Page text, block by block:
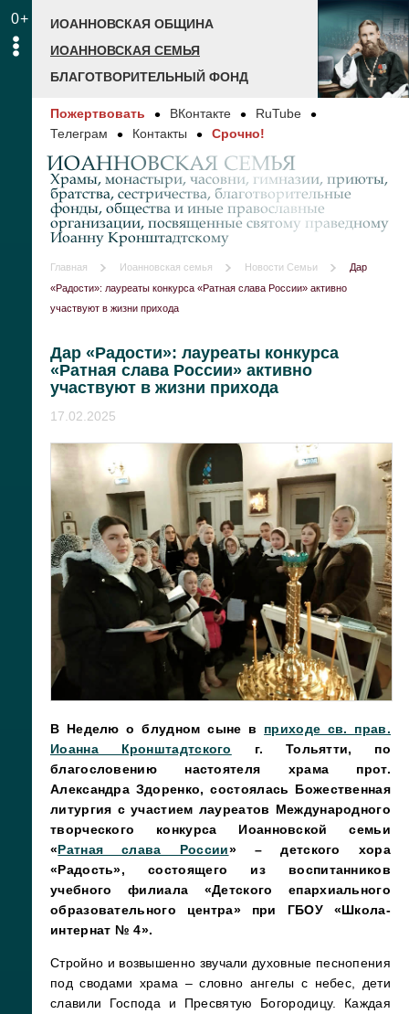
0+
ИОАННОВСКАЯ ОБЩИНА
ИОАННОВСКАЯ СЕМЬЯ
БЛАГОТВОРИТЕЛЬНЫЙ ФОНД
Пожертвовать ВКонтакте
RuTube
Телеграм
Контакты Срочно!
ИОАННОВСКАЯ СЕМЬЯ
Храмы, монастыри, часовни, гимназии, приюты,
братства, сестричества, благотворительные
фонды, общества и иные православные
организации, посвященные святому праведному
Иоанну Кронштадтскому
Главная Иоанновская семья Новости Семьи
Дар
«Радости»: лауреаты конкурса «Ратная слава России» активно
участвуют в жизни прихода
Дар «Радости»: лауреаты конкурса
«Ратная слава России» активно
участвуют в жизни прихода
17.02.2025
В Неделю о блудном сыне в приходе св. прав.
Иоанна Кронштадтского
г. Тольятти, по
благословению настоятеля храма прот.
Александра Здоренко, состоялась Божественная
литургия с участием лауреатов Международного
творческого конкурса Иоанновской семьи
«Ратная слава России» – детского хора
«Радость», состоящего из воспитанников
учебного филиала «Детского епархиального
образовательного центра» при ГБОУ «Школа-
интернат № 4».
Стройно и возвышенно звучали духовные песнопения
под сводами храма – словно ангелы с небес, дети
славили Господа и Пресвятую Богородицу. Каждая